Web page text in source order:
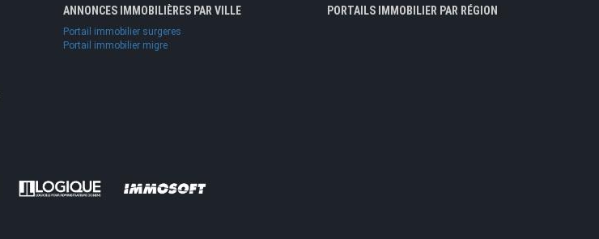
ANNONCES IMMOBILIÈRES PAR VILLE
Portail immobilier surgeres
Portail immobilier migre
PORTAILS IMMOBILIER PAR RÉGION